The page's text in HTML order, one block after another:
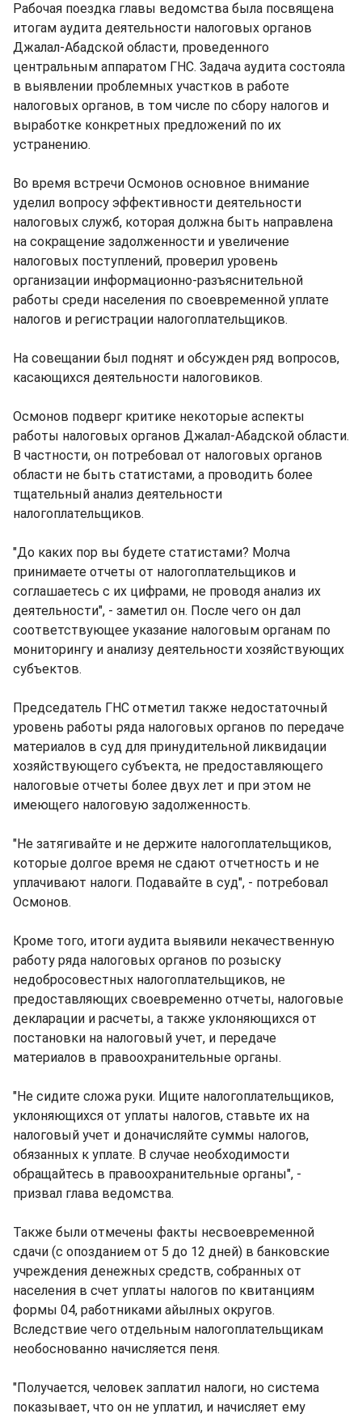
Рабочая поездка главы ведомства была посвящена
итогам аудита деятельности налоговых органов
Джалал-Абадской области, проведенного
центральным аппаратом ГНС. Задача аудита состояла
в выявлении проблемных участков в работе
налоговых органов, в том числе по сбору налогов и
выработке конкретных предложений по их
устранению.
Во время встречи Осмонов основное внимание
уделил вопросу эффективности деятельности
налоговых служб, которая должна быть направлена
на сокращение задолженности и увеличение
налоговых поступлений, проверил уровень
организации информационно-разъяснительной
работы среди населения по своевременной уплате
налогов и регистрации налогоплательщиков.
На совещании был поднят и обсужден ряд вопросов,
касающихся деятельности налоговиков.
Осмонов подверг критике некоторые аспекты
работы налоговых органов Джалал-Абадской области.
В частности, он потребовал от налоговых органов
области не быть статистами, а проводить более
тщательный анализ деятельности
налогоплательщиков.
"До каких пор вы будете статистами? Молча
принимаете отчеты от налогоплательщиков и
соглашаетесь с их цифрами, не проводя анализ их
деятельности", - заметил он. После чего он дал
соответствующее указание налоговым органам по
мониторингу и анализу деятельности хозяйствующих
субъектов.
Председатель ГНС отметил также недостаточный
уровень работы ряда налоговых органов по передаче
материалов в суд для принудительной ликвидации
хозяйствующего субъекта, не предоставляющего
налоговые отчеты более двух лет и при этом не
имеющего налоговую задолженность.
"Не затягивайте и не держите налогоплательщиков,
которые долгое время не сдают отчетность и не
уплачивают налоги. Подавайте в суд", - потребовал
Осмонов.
Кроме того, итоги аудита выявили некачественную
работу ряда налоговых органов по розыску
недобросовестных налогоплательщиков, не
предоставляющих своевременно отчеты, налоговые
декларации и расчеты, а также уклоняющихся от
постановки на налоговый учет, и передаче
материалов в правоохранительные органы.
"Не сидите сложа руки. Ищите налогоплательщиков,
уклоняющихся от уплаты налогов, ставьте их на
налоговый учет и доначисляйте суммы налогов,
обязанных к уплате. В случае необходимости
обращайтесь в правоохранительные органы", -
призвал глава ведомства.
Также были отмечены факты несвоевременной
сдачи (с опозданием от 5 до 12 дней) в банковские
учреждения денежных средств, собранных от
населения в счет уплаты налогов по квитанциям
формы 04, работниками айылных округов.
Вследствие чего отдельным налогоплательщикам
необоснованно начисляется пеня.
"Получается, человек заплатил налоги, но система
показывает, что он не уплатил, и начисляет ему